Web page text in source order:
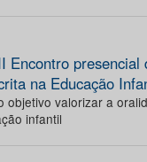
Encontro presencial
na Educação
objetivo valorizar a
infantil